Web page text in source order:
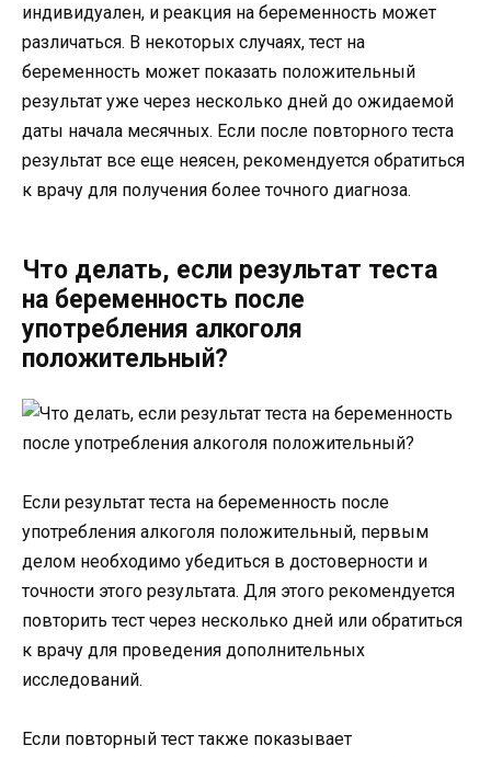
индивидуален, и реакция на беременность может
различаться. В некоторых случаях, тест на
беременность может показать положительный
результат уже через несколько дней до ожидаемой
даты начала месячных. Если после повторного теста
результат все еще неясен, рекомендуется обратиться
к врачу для получения более точного диагноза.
Что делать, если результат теста
на беременность после
употребления алкоголя
положительный?
Если результат теста на беременность после
употребления алкоголя положительный, первым
делом необходимо убедиться в достоверности и
точности этого результата. Для этого рекомендуется
повторить тест через несколько дней или обратиться
к врачу для проведения дополнительных
исследований.
Если повторный тест также показывает